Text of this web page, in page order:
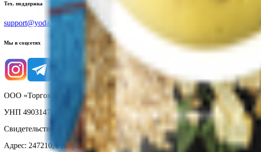
Тех. поддержка
support@yoda.by
Мы в соцсетях
ООО «Торговая сеть «Продмир»
УНП 490314725
Свидетельство о государственной регистрации № 490314725 от
Адрес: 247210, Республика Беларусь, Гомельская обл., г. Жлобин, ул.